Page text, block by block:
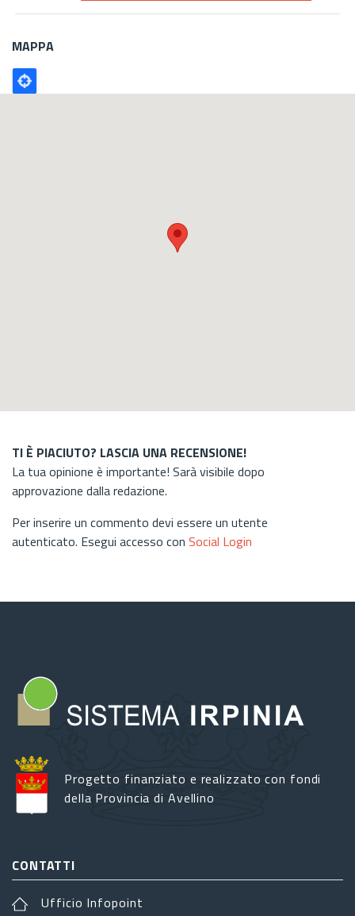
MAPPA
Poligono
GEO
TI È PIACIUTO? LASCIA UNA RECENSIONE!
La tua opinione è importante! Sarà visibile dopo
approvazione dalla redazione.
Per inserire un commento devi essere un utente
autenticato. Esegui accesso con Social Login
Progetto finanziato e realizzato con fondi
della Provincia di Avellino
CONTATTI
Ufficio Infopoint